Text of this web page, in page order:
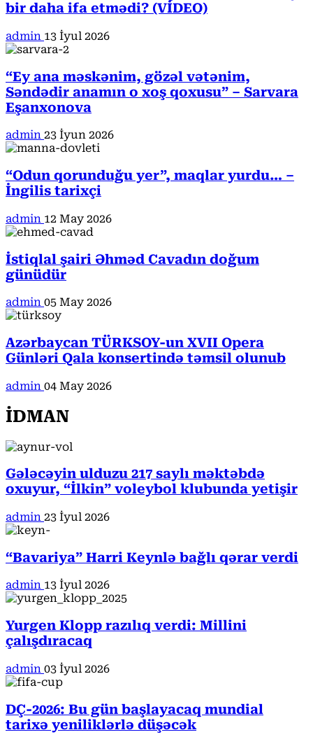
bir daha ifa etmədi? (VİDEO)
admin 13 İyul 2026
“Ey ana məskənim, gözəl vətənim,
Səndədir anamın o xoş qoxusu” – Sarvara
Eşanxonova
admin 23 İyun 2026
“Odun qorunduğu yer”, maqlar yurdu… –
İngilis tarixçi
admin 12 May 2026
İstiqlal şairi Əhməd Cavadın doğum
günüdür
admin 05 May 2026
Azərbaycan TÜRKSOY-un XVII Opera
Günləri Qala konsertində təmsil olunub
admin 04 May 2026
İDMAN
Gələcəyin ulduzu 217 saylı məktəbdə
oxuyur, “İlkin” voleybol klubunda yetişir
admin 23 İyul 2026
“Bavariya” Harri Keynlə bağlı qərar verdi
admin 13 İyul 2026
Yurgen Klopp razılıq verdi: Millini
çalışdıracaq
admin 03 İyul 2026
DÇ-2026: Bu gün başlayacaq mundial
tarixə yeniliklərlə düşəcək